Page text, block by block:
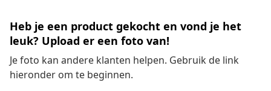
Heb je een product gekocht en vond je het
leuk? Upload er een foto van!
Je foto kan andere klanten helpen. Gebruik de link
hieronder om te beginnen.